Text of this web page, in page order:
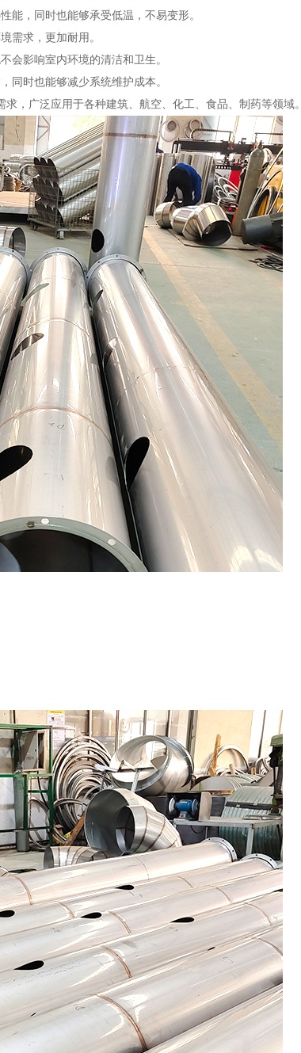
能，同时也能够承受低温，不易变形。
需求，更加耐用。
会影响室内环境的清洁和卫生。
同时也能够减少系统维护成本。
，广泛应用于各种建筑、航空、化工、食品、制药等领域。